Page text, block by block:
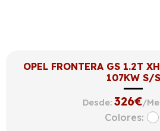
OPEL FRONTERA GS 1.2T
107KW S/S
Desde: 326€/
Colores: